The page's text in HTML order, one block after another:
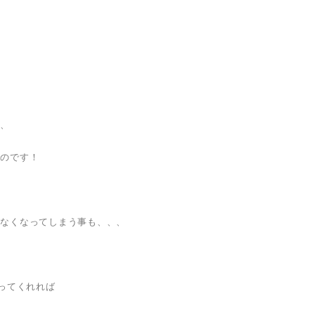
です！
くなってしまう事も、、、
てくれれば